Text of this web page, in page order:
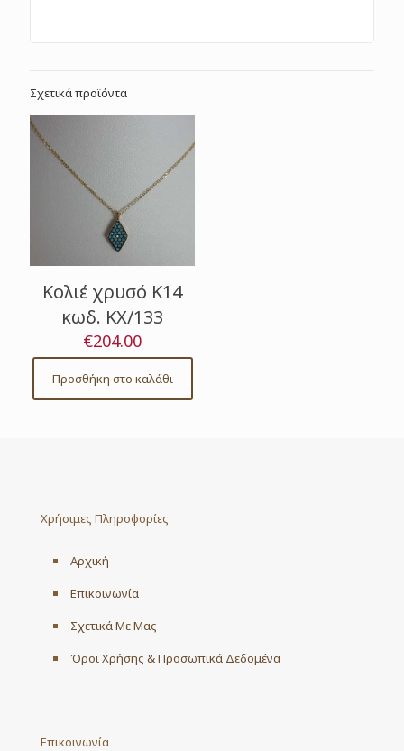
Σχετικά προϊόντα
Κολιέ χρυσό Κ14
κωδ. ΚΧ/133
€204.00
Προσθήκη στο καλάθι
Χρήσιμες Πληροφορίες
Αρχική
Επικοινωνία
Σχετικά Με Μας
Όροι Χρήσης & Προσωπικά Δεδομένα
Επικοινωνία